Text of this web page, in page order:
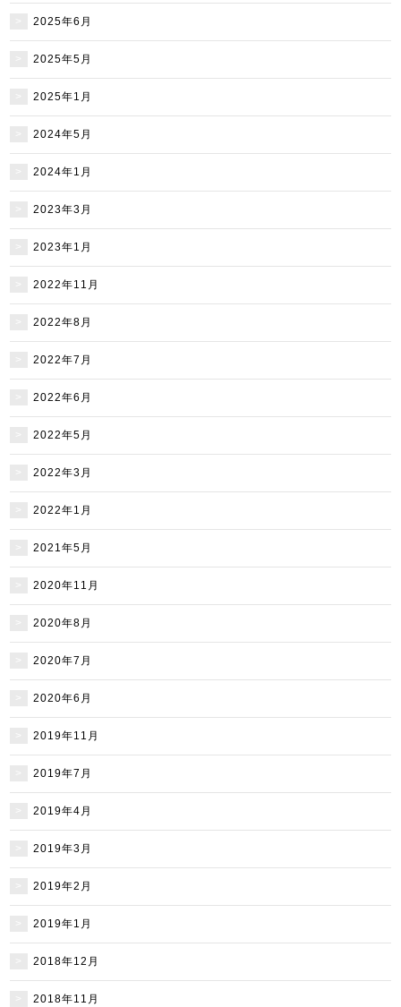
2025年6月
2025年5月
2025年1月
2024年5月
2024年1月
2023年3月
2023年1月
2022年11月
2022年8月
2022年7月
2022年6月
2022年5月
2022年3月
2022年1月
2021年5月
2020年11月
2020年8月
2020年7月
2020年6月
2019年11月
2019年7月
2019年4月
2019年3月
2019年2月
2019年1月
2018年12月
2018年11月